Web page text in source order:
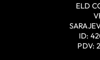
ELD
ID:
PDV: